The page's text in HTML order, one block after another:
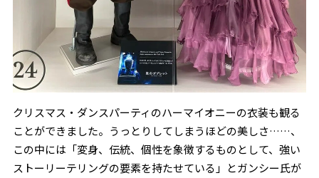
クリスマス・ダンスパーティのハーマイオニーの衣装も観る
ことができました。うっとりしてしまうほどの美しさ……、
この中には「変身、伝統、個性を象徴するものとして、強い
ストーリーテリングの要素を持たせている」とガンシー氏が